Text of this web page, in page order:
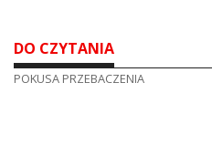
DO CZYTANIA
POKUSA PRZEBACZENIA